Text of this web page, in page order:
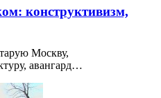
конструктивизм,
Москву,
авангард…